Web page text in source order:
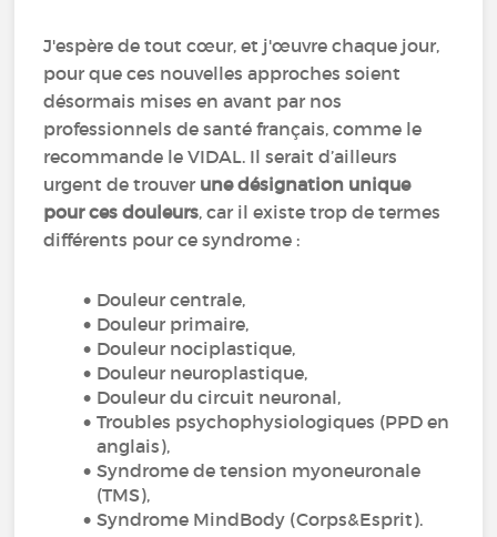
J'espère de tout cœur, et j'œuvre chaque jour,
pour que ces nouvelles approches soient
désormais mises en avant par nos
professionnels de santé français, comme le
recommande le VIDAL. Il serait d’ailleurs
urgent de trouver une désignation unique
pour ces douleurs, car il existe trop de termes
différents pour ce syndrome :
Douleur centrale,
Douleur primaire,
Douleur nociplastique,
Douleur neuroplastique,
Douleur du circuit neuronal,
Troubles psychophysiologiques (PPD en
anglais),
Syndrome de tension myoneuronale
(TMS),
Syndrome MindBody (Corps&Esprit).